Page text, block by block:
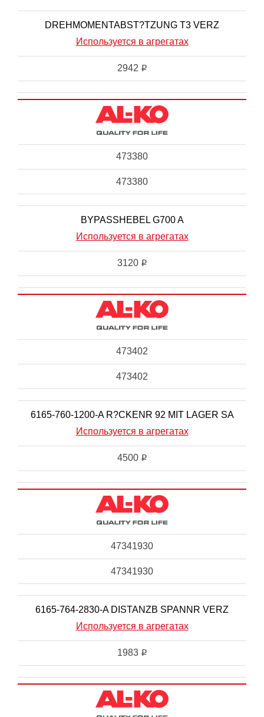
DREHMOMENTABST?TZUNG T3 VERZ
Используется в агрегатах
2942 i
473380
473380
BYPASSHEBEL G700 A
Используется в агрегатах
3120 i
473402
473402
6165-760-1200-A R?CKENR 92 MIT LAGER SA
Используется в агрегатах
4500 i
47341930
47341930
6165-764-2830-A DISTANZB SPANNR VERZ
Используется в агрегатах
1983 i